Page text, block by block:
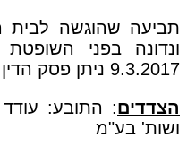
תביעה שהוגשה לבית
ונדונה בפני
9.3.2017 ניתן פסק הדין בתיק.
הצדדים: התובע: עודד
ושות' בע"מ